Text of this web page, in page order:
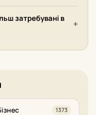
затребувані в
1373